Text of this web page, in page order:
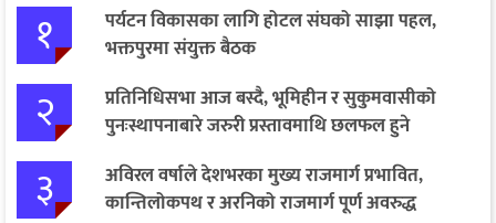
१
पर्यटन विकासका लागि होटल संघको साझा पहल,
भक्तपुरमा संयुक्त बैठक
२
प्रतिनिधिसभा आज बस्दै, भूमिहीन र सुकुमवासीको
पुनःस्थापनाबारे जरुरी प्रस्तावमाथि छलफल हुने
३
अविरल वर्षाले देशभरका मुख्य राजमार्ग प्रभावित,
कान्तिलोकपथ र अरनिको राजमार्ग पूर्ण अवरुद्ध